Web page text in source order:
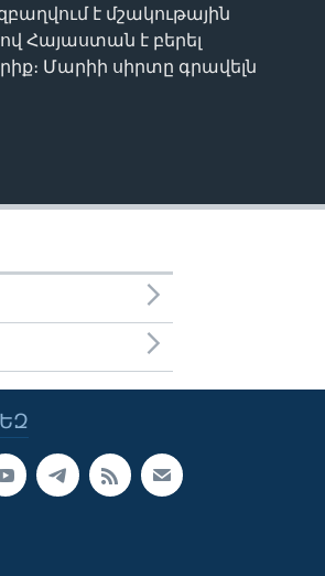
է մշակութային
Հայաստան է բերել
Մարիի սիրտը գրավելն